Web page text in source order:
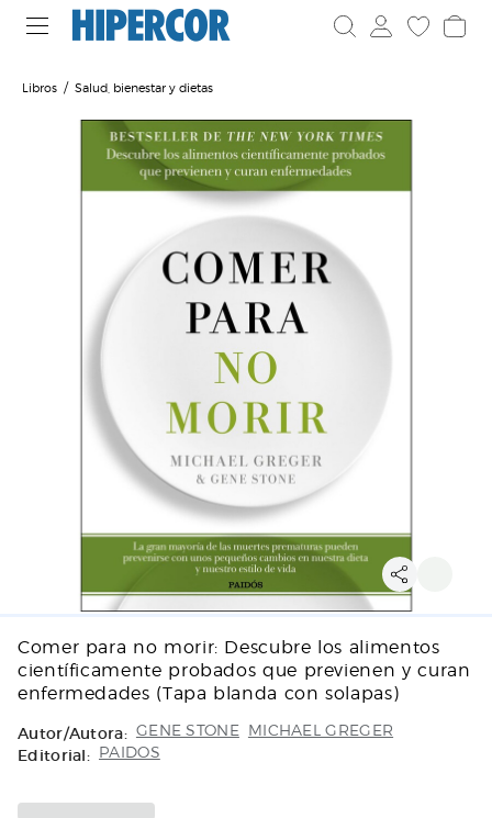
Libros Salud, bienestar y dietas
Comer para no morir: Descubre los alimentos
científicamente probados que previenen y curan
enfermedades (Tapa blanda con solapas)
Autor/Autora: GENE STONE MICHAEL GREGER
Editorial: PAIDOS